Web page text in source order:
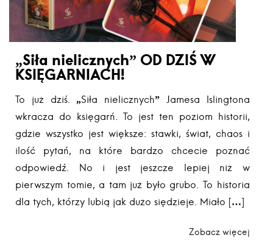
„Siła nielicznych” OD DZIŚ W
KSIĘGARNIACH!
To już dziś. „Siła nielicznych” Jamesa Islingtona
wkracza do księgarń. To jest ten poziom historii,
gdzie wszystko jest większe: stawki, świat, chaos i
ilość pytań, na które bardzo chcecie poznać
odpowiedź. No i jest jeszcze lepiej niż w
pierwszym tomie, a tam już było grubo. To historia
dla tych, którzy lubią jak dużo siędzieje. Miało […]
Zobacz więcej